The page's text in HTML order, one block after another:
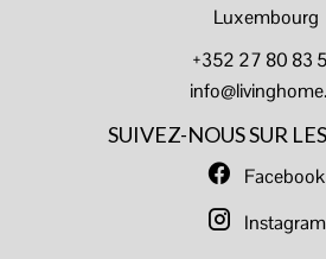
Luxembourg
+352 27 80 83
SUIVEZ-NOUS SUR
Facebook
Instagram